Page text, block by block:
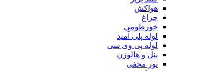
هواکش
چراغ
خورطومی
لوله پلی آمید
لوله پی وی سی
پنل و هالوژن
نور مخفی